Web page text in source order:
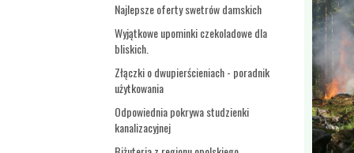
Najlepsze oferty swetrów damskich
Wyjątkowe upominki czekoladowe dla
bliskich.
Złączki o dwupierścieniach - poradnik
użytkowania
Odpowiednia pokrywa studzienki
kanalizacyjnej